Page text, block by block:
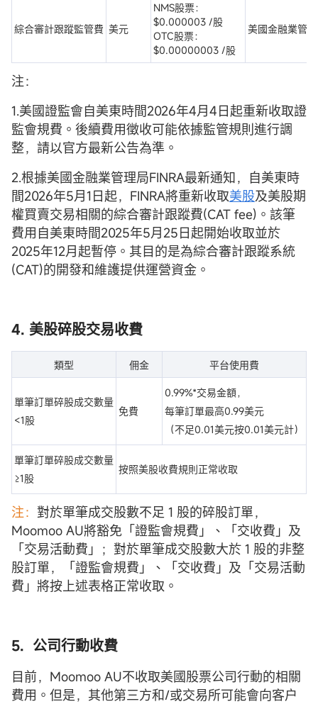
綜合審計跟蹤監管費 美元
NMS股票：
$0.000003 /股
OTC股票：
$0.00000003 /股
美國金融業管
注：
1.美國證監會自美東時間2026年4月4日起重新收取證
監會規費。後續費用徵收可能依據監管規則進行調
整，請以官方最新公告為準。
2.根據美國金融業管理局FINRA最新通知，自美東時
間2026年5月1日起，FINRA將重新收取美股及美股期
權買賣交易相關的綜合審計跟蹤費(CAT fee)。該筆
費用自美東時間2025年5月25日起開始收取並於
2025年12月起暫停。其目的是為綜合審計跟蹤系統
(CAT)的開發和維護提供運營資金。
4. 美股碎股交易收費
類型 佣金 平台使用費
單筆訂單碎股成交數量
<1股
免費
0.99%*交易金額，
每筆訂單最高0.99美元
（不足0.01美元按0.01美元計）
單筆訂單碎股成交數量
≥1股
按照美股收費規則正常收取
注： 對於單筆成交股數不足 1 股的碎股訂單，
Moomoo AU將豁免「證監會規費」、「交收費」及
「交易活動費」；對於單筆成交股數大於 1 股的非整
股訂單，「證監會規費」、「交收費」及「交易活動
費」將按上述表格正常收取。
5. 公司行動收費
目前，Moomoo AU不收取美國股票公司行動的相關
費用。但是，其他第三方和/或交易所可能會向客户